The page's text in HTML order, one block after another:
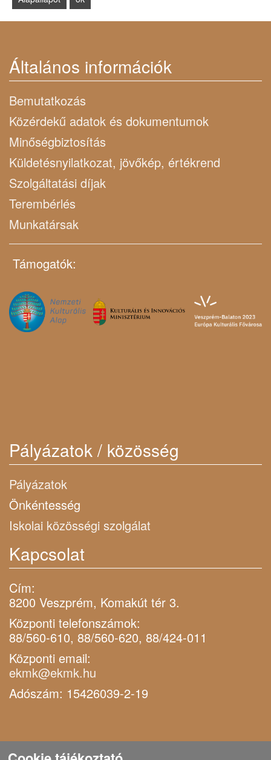
Általános információk
Bemutatkozás
Közérdekű adatok és dokumentumok
Minőségbiztosítás
Küldetésnyilatkozat, jövőkép, értékrend
Szolgáltatási díjak
Terembérlés
Munkatársak
Támogatók:
Pályázatok / közösség
Pályázatok
Önkéntesség
Iskolai közösségi szolgálat
Kapcsolat
Cím:
8200 Veszprém, Komakút tér 3.
Központi telefonszámok:
88/560-610, 88/560-620, 88/424-011
Központi email:
ekmk@ekmk.hu
Adószám: 15426039-2-19